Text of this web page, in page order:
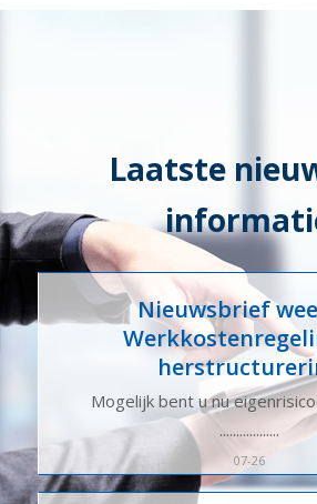
Laatste
Nieuwsbrief
Mogelijk bent u nu
..................
07-26